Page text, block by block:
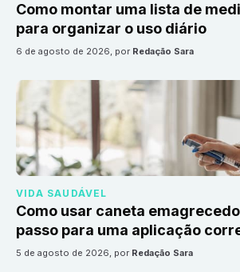
Como montar uma lista de
para organizar o uso diário
6 de agosto de 2026, por Redação Sara
VIDA SAUDÁVEL
Como usar caneta
passo para uma aplicação
5 de agosto de 2026, por Redação Sara